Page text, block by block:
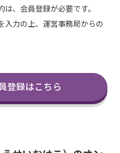
、会員登録が必要です。
入力の上、運営事務局からの
登録はこちら